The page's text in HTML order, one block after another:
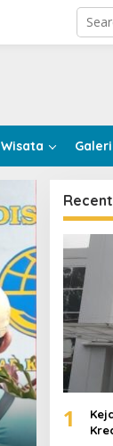
Wisata Galeri
1